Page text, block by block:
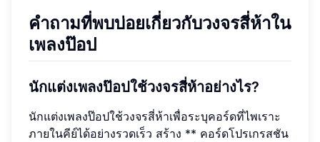
คำถามที่พบบ่อยเกี่ยวกับวงจรสี่ห้าใน
เพลงป๊อป
นักแต่งเพลงป๊อปใช้วงจรสี่ห้าอย่างไร?
นักแต่งเพลงป๊อปใช้วงจรสี่ห้าเพื่อระบุคอร์ดที่ไพเราะ
ภายในคีย์ได้อย่างรวดเร็ว สร้าง ** คอร์ดโปรเกรสชัน